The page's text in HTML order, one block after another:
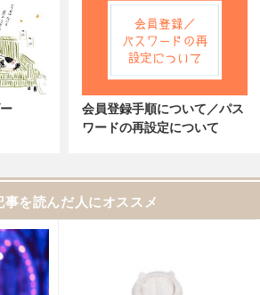
会員登録手順について／パス
ワードの再設定について
事を読んだ人にオススメ